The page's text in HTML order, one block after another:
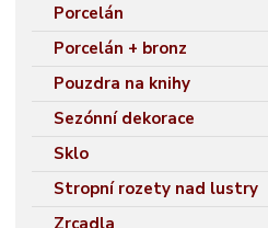
Porcelán
Porcelán + bronz
Pouzdra na knihy
Sezónní dekorace
Sklo
Stropní rozety nad lustry
Zrcadla